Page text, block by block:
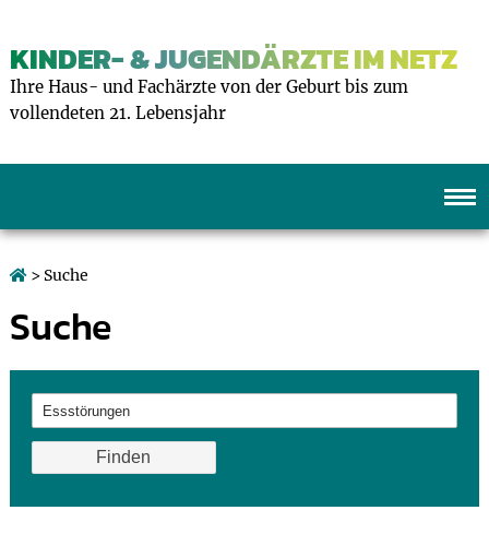
KINDER- & JUGENDÄRZTE IM NETZ
Ihre Haus- und Fachärzte von der Geburt bis zum
vollendeten 21. Lebensjahr
> Suche
Suche